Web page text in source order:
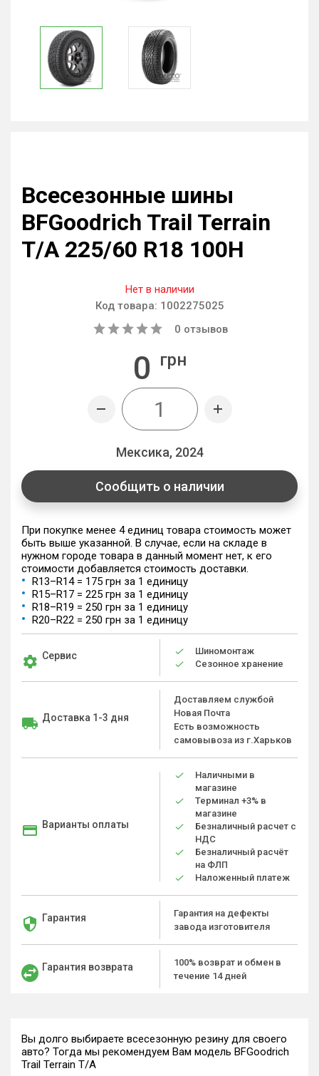
Всесезонные шины
BFGoodrich Trail Terrain
T/A 225/60 R18 100H
Нет в наличии
Код товара: 1002275025
0 отзывов
0 грн
Мексика, 2024
Сообщить о наличии
При покупке менее 4 единиц товара стоимость может
быть выше указанной. В случае, если на складе в
нужном городе товара в данный момент нет, к его
стоимости добавляется стоимость доставки.
R13–R14 = 175 грн за 1 единицу
R15–R17 = 225 грн за 1 единицу
R18–R19 = 250 грн за 1 единицу
R20–R22 = 250 грн за 1 единицу
Сервис
Шиномонтаж
Сезонное хранение
Доставка 1-3 дня
Доставляем службой
Новая Почта
Есть возможность
самовывоза из г.Харьков
Варианты оплаты
Наличными в
магазине
Терминал +3% в
магазине
Безналичный расчет с
НДС
Безналичный расчёт
на ФЛП
Наложенный платеж
Гарантия
Гарантия на дефекты
завода изготовителя
Гарантия возврата
100% возврат и обмен в
течение 14 дней
Вы долго выбираете всесезонную резину для своего
авто? Тогда мы рекомендуем Вам модель BFGoodrich
Trail Terrain T/A